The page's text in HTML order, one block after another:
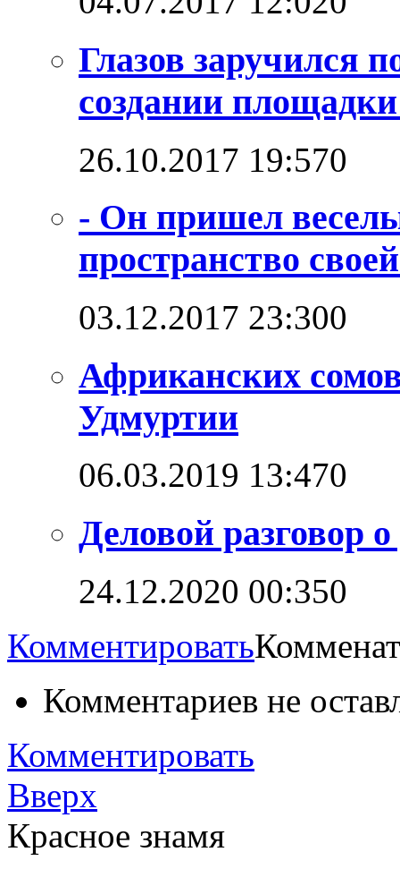
Глазов заручился
создании
26.10.2017 19:570
- Он пришел
пространство
03.12.2017 23:300
Африканских
Удмуртии
06.03.2019 13:470
Деловой разговор
24.12.2020 00:350
Комментировать
Комментариев не
Комментировать
Вверх
Красное знамя